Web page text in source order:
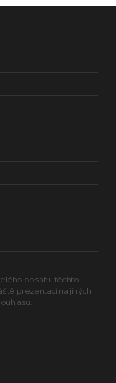
obsahu těchto
prezentaci na jiných